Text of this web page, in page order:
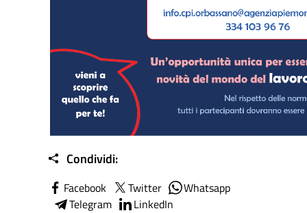
Condividi:
Facebook Twitter
Whatsapp
Telegram
LinkedIn